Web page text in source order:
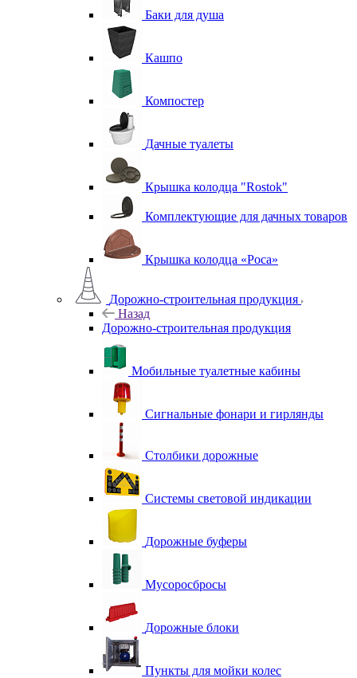
Баки для душа
Кашпо
Компостер
Дачные туалеты
Крышка колодца "Rostok"
Комплектующие для дачных товаров
Крышка колодца «Роса»
Дорожно-строительная продукция
Назад
Дорожно-строительная продукция
Мобильные туалетные кабины
Сигнальные фонари и гирлянды
Столбики дорожные
Системы световой индикации
Дорожные буферы
Мусоросбросы
Дорожные блоки
Пункты для мойки колес